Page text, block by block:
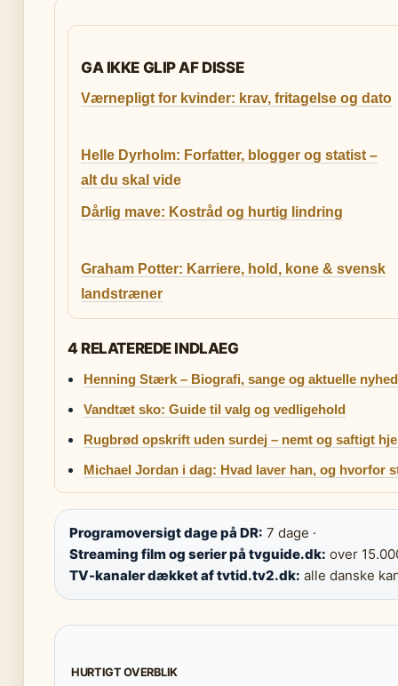
GA IKKE GLIP AF DISSE
Værnepligt for kvinder: krav, fritagelse og dato
Helle Dyrholm: Forfatter, blogger og statist –
alt du skal vide
Dårlig mave: Kostråd og hurtig lindring
Graham Potter: Karriere, hold, kone & svensk
landstræner
4 RELATEREDE INDLAEG
Henning Stærk – Biografi, sange og aktuelle
Vandtæt sko: Guide til valg og vedligehold
Rugbrød opskrift uden surdej – nemt og saftigt
Michael Jordan i dag: Hvad laver han, og hvorfor
Programoversigt dage på DR: 7 dage ·
Streaming film og serier på tvguide.dk: over
TV-kanaler dækket af tvtid.tv2.dk: alle danske
HURTIGT OVERBLIK